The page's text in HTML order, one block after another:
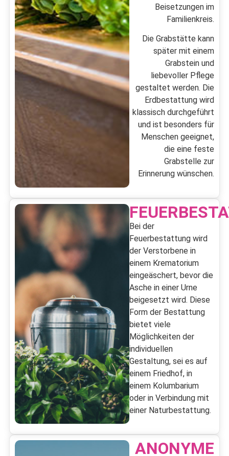
Beisetzungen im
Familienkreis.
Die Grabstätte kann
später mit einem
Grabstein und
liebevoller Pflege
gestaltet werden. Die
Erdbestattung wird
klassisch durchgeführt
und ist besonders für
Menschen geeignet,
die eine feste
Grabstelle zur
Erinnerung wünschen.
Bei der
Feuerbestattung wird
der Verstorbene in
einem Krematorium
eingeäschert, bevor die
Asche in einer Urne
beigesetzt wird. Diese
Form der Bestattung
bietet viele
Möglichkeiten der
individuellen
Gestaltung, sei es auf
einem Friedhof, in
einem Kolumbarium
oder in Verbindung mit
einer Naturbestattung.
ANONYME